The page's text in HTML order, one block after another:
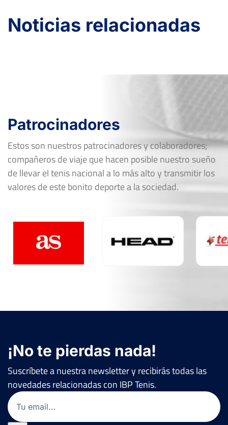
Noticias relacionadas
Patrocinadores
Estos son nuestros patrocinadores y colaboradores;
compañeros de viaje que hacen posible nuestro sueño
de llevar el tenis nacional a lo más alto y transmitir los
valores de este bonito deporte a la sociedad.
¡No te pierdas nada!
Suscríbete a nuestra newsletter y recibirás todas las
novedades relacionadas con IBP Tenis.
Email